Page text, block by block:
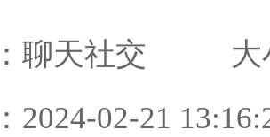
聊天社交
大
2024-02-21